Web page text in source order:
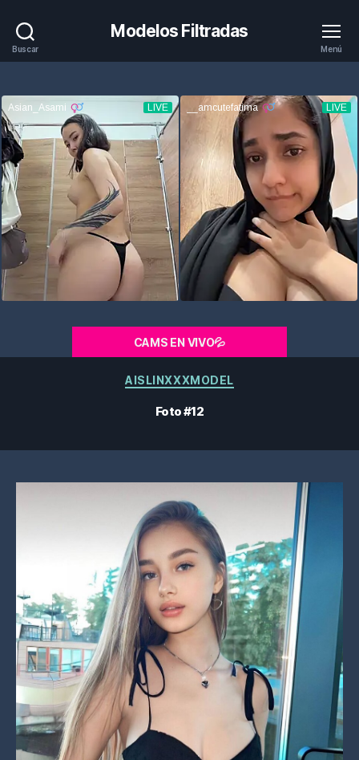
Buscar
Modelos Filtradas
Menú
CAMS EN VIVO💦
Categorías
AISLINXXXMODEL
Foto #12